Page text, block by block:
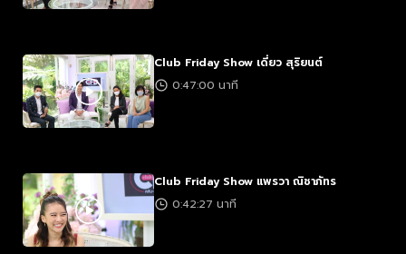
Club Friday Show เดี่ยว สุริยนต์
0:47:00 นาที
Club Friday Show แพรวา ณิชาภัทร
0:42:27 นาที